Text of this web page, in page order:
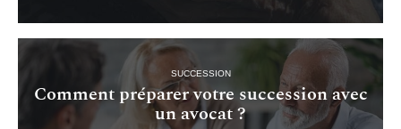
SUCCESSION
Comment préparer votre succession avec
un avocat ?